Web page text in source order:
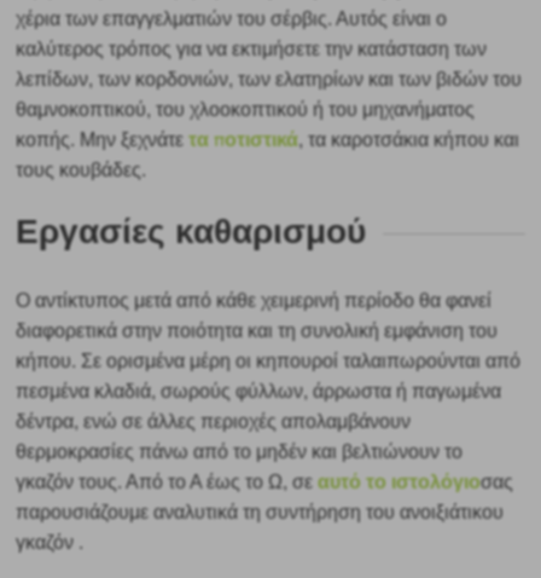
χέρια των επαγγελματιών του σέρβις. Αυτός είναι ο
καλύτερος τρόπος για να εκτιμήσετε την κατάσταση των
λεπίδων, των κορδονιών, των ελατηρίων και των βιδών του
θαμνοκοπτικού, του χλοοκοπτικού ή του μηχανήματος
κοπής. Μην ξεχνάτετα ποτιστικά, τα καροτσάκια κήπου και
τους κουβάδες.
Εργασίες καθαρισμού
Ο αντίκτυπος μετά από κάθε χειμερινή περίοδο θα φανεί
διαφορετικά στην ποιότητα και τη συνολική εμφάνιση του
κήπου. Σε ορισμένα μέρη οι κηπουροί ταλαιπωρούνται από
πεσμένα κλαδιά, σωρούς φύλλων, άρρωστα ή παγωμένα
δέντρα, ενώ σε άλλες περιοχές απολαμβάνουν
θερμοκρασίες πάνω από το μηδέν και βελτιώνουν το
γκαζόν τους. Από το Α έως το Ω, σεαυτό το ιστολόγιοσας
παρουσιάζουμε αναλυτικά τη συντήρηση του ανοιξιάτικου
γκαζόν .